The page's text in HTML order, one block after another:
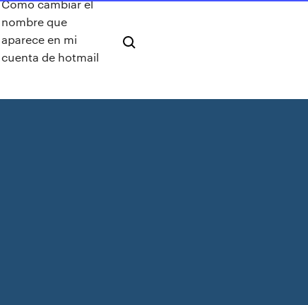
Como cambiar el
nombre que
aparece en mi
cuenta de hotmail